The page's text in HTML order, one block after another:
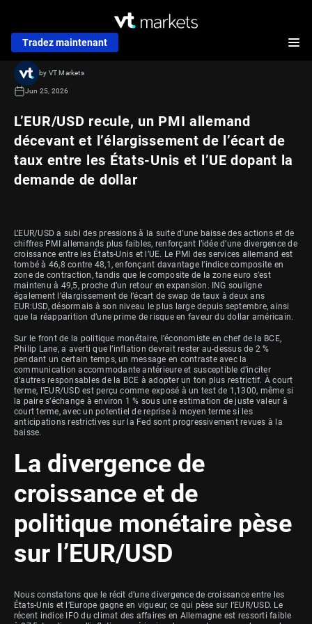
Tradez maintenant
L’EUR/USD recule, un PMI allemand
décevant et l’élargissement de l’écart de
taux entre les États-Unis et l’UE dopant la
demande de dollar
by VT Markets
Jun 25, 2026
L’EUR/USD a subi des pressions à la suite d’une baisse des actions et de
chiffres PMI allemands plus faibles, renforçant l’idée d’une divergence de
croissance entre les États-Unis et l’UE. Le PMI des services allemand est
tombé à 46,8 contre 48,1, enfonçant davantage l’indice composite en
zone de contraction, tandis que le composite de la zone euro s’est
maintenu à 49,5, proche d’un retour en expansion. ING souligne
également l’élargissement de l’écart de swap de taux à deux ans
EUR:USD, désormais à son niveau le plus large depuis septembre, ainsi
que la réapparition d’une prime de risque en faveur du dollar américain.
Sur le front de la politique monétaire, l’économiste en chef de la BCE,
Philip Lane, a averti que l’inflation devrait rester au-dessus de 2 %
pendant un certain temps, un message en contraste avec la
communication accommodante antérieure et susceptible d’inciter
d’autres responsables de la BCE à adopter un ton plus restrictif. À court
terme, l’EUR/USD est perçu comme exposé à un test de 1,1300, même si
la paire s’échange à environ 1 % sous une estimation de juste valeur à
court terme, avec un potentiel de reprise à moyen terme si les
anticipations restrictives sur la Fed sont progressivement revues à la
baisse.
La divergence de
croissance et de
politique monétaire pèse
sur l’EUR/USD
Nous constatons que le récit d’une divergence de croissance entre les
États-Unis et l’Europe gagne en vigueur, ce qui pèse sur l’EUR/USD. Le
récent indice IFO du climat des affaires en Allemagne est ressorti faible